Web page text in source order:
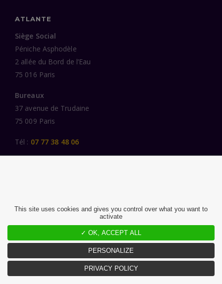
ATLANTE
Siège Social
Péniche Asphodèle
2 allée du Bord de l’Eau
75 016 Paris
Bureaux
37 avenue de Trudaine
75 009 Paris
Tél : 07 77 38 48 06
DES FEMMES ET DES HOMMES ENGAGÉS
MENTIONS LÉGALES ET CGU
This site uses cookies and gives you control over what you want to
activate
✓ OK, ACCEPT ALL
PERSONALIZE
PRIVACY POLICY